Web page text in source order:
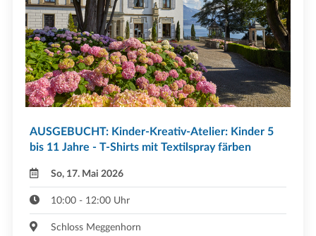
AUSGEBUCHT: Kinder-Kreativ-Atelier: Kinder 5
bis 11 Jahre - T-Shirts mit Textilspray färben
So, 17. Mai 2026
10:00 - 12:00 Uhr
Schloss Meggenhorn